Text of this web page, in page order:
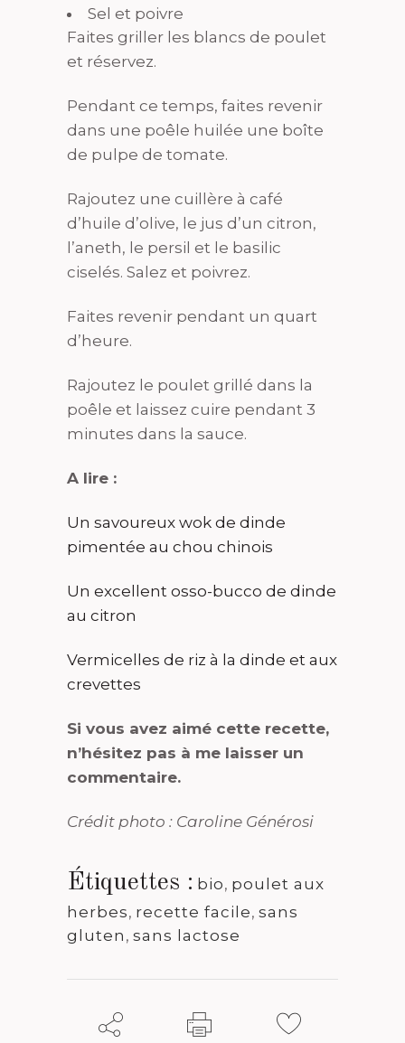
Sel et poivre
Faites griller les blancs de poulet
et réservez.
Pendant ce temps, faites revenir
dans une poêle huilée une boîte
de pulpe de tomate.
Rajoutez une cuillère à café
d’huile d’olive, le jus d’un citron,
l’aneth, le persil et le basilic
ciselés. Salez et poivrez.
Faites revenir pendant un quart
d’heure.
Rajoutez le poulet grillé dans la
poêle et laissez cuire pendant 3
minutes dans la sauce.
A lire :
Un savoureux wok de dinde
pimentée au chou chinois
Un excellent osso-bucco de dinde
au citron
Vermicelles de riz à la dinde et aux
crevettes
Si vous avez aimé cette recette,
n’hésitez pas à me laisser un
commentaire.
Crédit photo : Caroline Générosi
Étiquettes : bio, poulet aux
herbes, recette facile, sans
gluten , sans lactose